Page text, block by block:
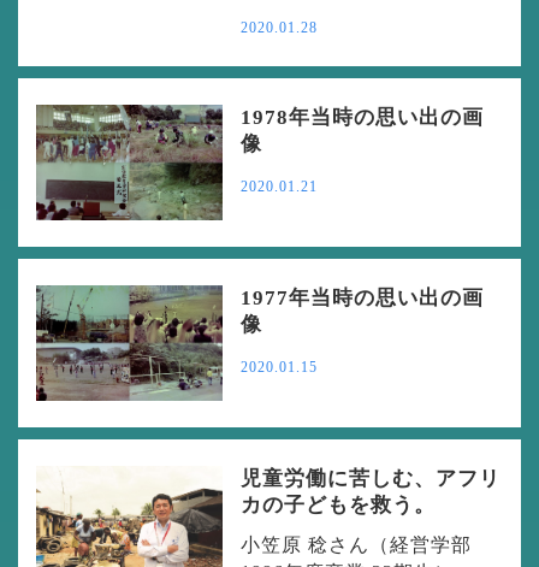
2020.01.28
1978年当時の思い出の画
像
2020.01.21
1977年当時の思い出の画
像
2020.01.15
児童労働に苦しむ、アフリ
カの子どもを救う。
小笠原 稔さん（経営学部